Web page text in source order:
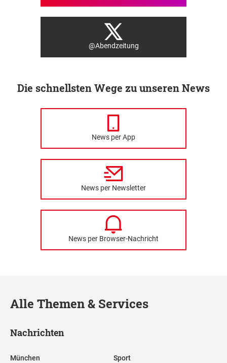
@Abendzeitung
Die schnellsten Wege zu unseren News
News per App
News per Newsletter
News per Browser-Nachricht
Alle Themen & Services
Nachrichten
München Sport